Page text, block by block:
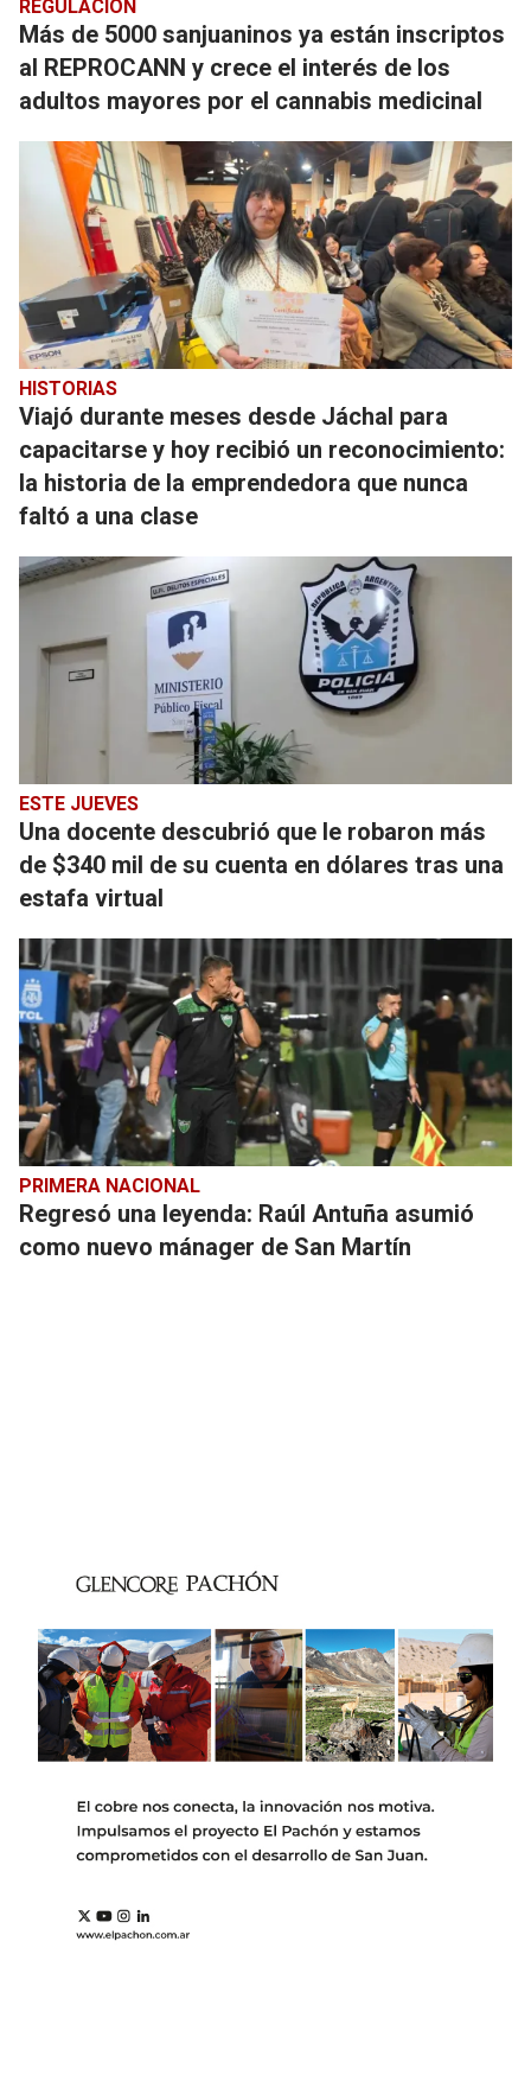
REGULACIÓN
Más de 5000 sanjuaninos ya están inscriptos
al REPROCANN y crece el interés de los
adultos mayores por el cannabis medicinal
HISTORIAS
Viajó durante meses desde Jáchal para
capacitarse y hoy recibió un reconocimiento:
la historia de la emprendedora que nunca
faltó a una clase
ESTE JUEVES
Una docente descubrió que le robaron más
de $340 mil de su cuenta en dólares tras una
estafa virtual
PRIMERA NACIONAL
Regresó una leyenda: Raúl Antuña asumió
como nuevo mánager de San Martín